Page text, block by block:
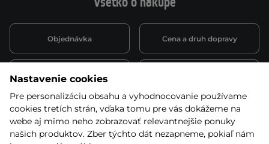
Objednávka Cena a druh dopravy
Spôsob platby
Montáž a servis Reklamácie a záruka
Nastavenie cookies
Pre personalizáciu obsahu a vyhodnocovanie používame
cookies tretích strán, vďaka tomu pre vás dokážeme na
webe aj mimo neho zobrazovať relevantnejšie ponuky
našich produktov. Zber týchto dát nezapneme, pokiaľ nám